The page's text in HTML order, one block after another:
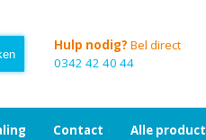
Hulp nodig? Bel direct
0342 42 40 44
Contact Alle